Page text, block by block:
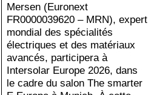
Mersen (Euronext
FR0000039620 – MRN), expert
mondial des spécialités
électriques et des matériaux
avancés, participera à
Intersolar Europe 2026, dans
le cadre du salon The smarter